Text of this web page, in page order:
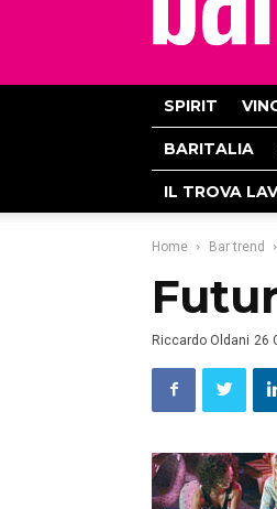
SPIRIT
BARITALIA
IL TROVA
Home Bar trend
Riccardo Oldani 26